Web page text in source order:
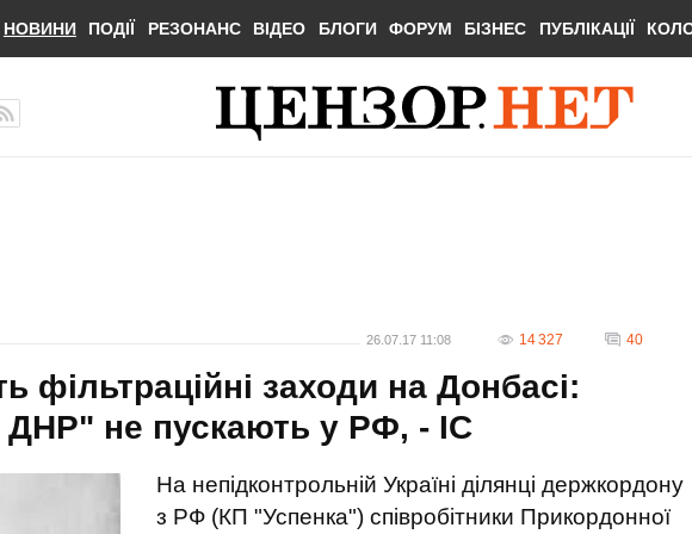
НОВИНИ ПОДІЇ РЕЗОНАНС ВІДЕО БЛОГИ ФОРУМ БІЗНЕС ПУБЛІКАЦІЇ
26.07.17 11:08 14 327 40
фільтраційні заходи на Донбасі:
ДНР" не пускають у РФ, - ІС
На непідконтрольній Україні ділянці держкордону
з РФ (КП "Успенка") співробітники Прикордонної